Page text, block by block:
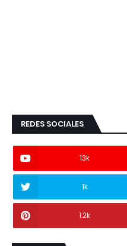
REDES SOCIALES
13k
1k
1.2k